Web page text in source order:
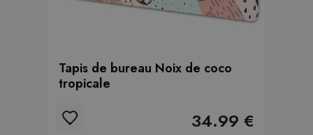
Tapis de bureau Noix de coco
tropicale
34.99 €